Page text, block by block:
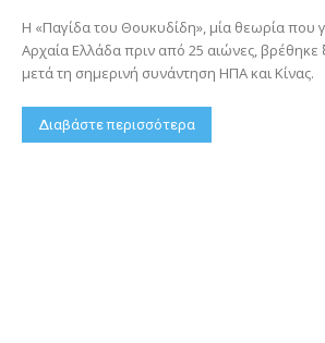
Η «Παγίδα του Θουκυδίδη», μία θεωρία που
Αρχαία Ελλάδα πριν από 25 αιώνες, βρέθηκε
μετά τη σημερινή συνάντηση ΗΠΑ και Κίνας.
Διαβάστε περισσότερα